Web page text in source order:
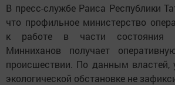
В пресс-службе Раиса Республики
что профильное министерство
к работе в части состояния
Минниханов получает
происшествии. По данным властей,
экологической обстановке не